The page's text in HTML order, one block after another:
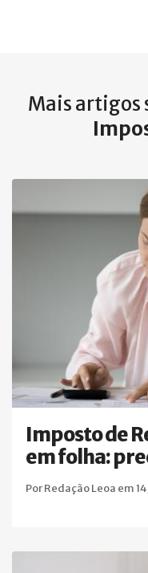
Mais artigos
Imposto de
em folha:
Por Redação Leoa em